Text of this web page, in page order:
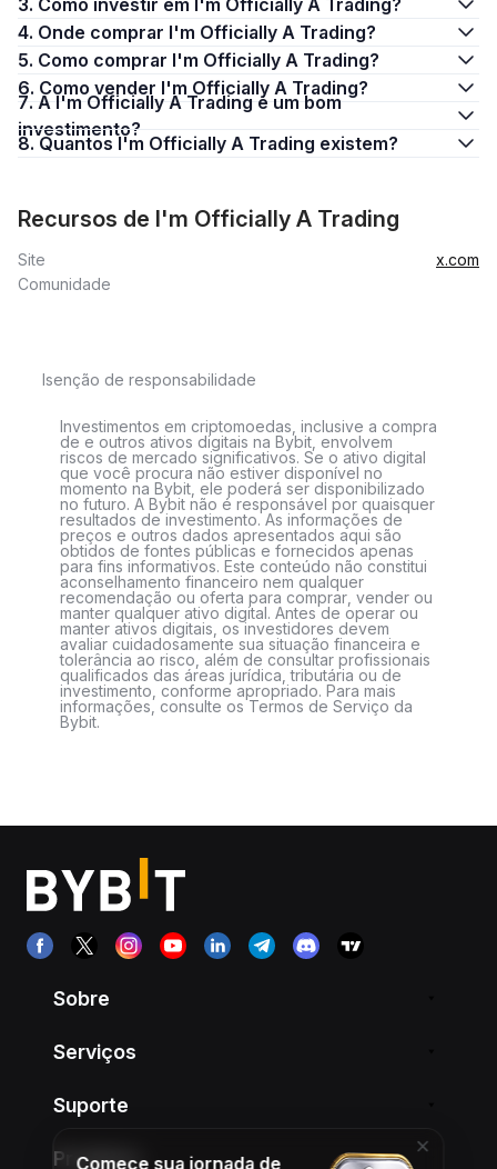
3. Como investir em I'm Officially A Trading?
4. Onde comprar I'm Officially A Trading?
5. Como comprar I'm Officially A Trading?
6. Como vender I'm Officially A Trading?
7. A I'm Officially A Trading é um bom
investimento?
8. Quantos I'm Officially A Trading existem?
Recursos de I'm Officially A Trading
Site
x.com
Comunidade
Isenção de responsabilidade
Investimentos em criptomoedas, inclusive a compra
de e outros ativos digitais na Bybit, envolvem
riscos de mercado significativos. Se o ativo digital
que você procura não estiver disponível no
momento na Bybit, ele poderá ser disponibilizado
no futuro. A Bybit não é responsável por quaisquer
resultados de investimento. As informações de
preços e outros dados apresentados aqui são
obtidos de fontes públicas e fornecidos apenas
para fins informativos. Este conteúdo não constitui
aconselhamento financeiro nem qualquer
recomendação ou oferta para comprar, vender ou
manter qualquer ativo digital. Antes de operar ou
manter ativos digitais, os investidores devem
avaliar cuidadosamente sua situação financeira e
tolerância ao risco, além de consultar profissionais
qualificados das áreas jurídica, tributária ou de
investimento, conforme apropriado. Para mais
informações, consulte os Termos de Serviço da
Bybit.
Sobre
Serviços
Suporte
Produtos
Comece sua jornada de